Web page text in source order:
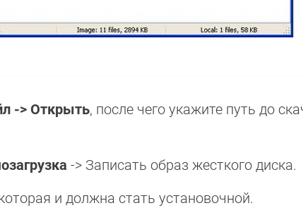
-> Открыть, после чего укажите путь до
-> Записать образ жесткого диска.
и должна стать установочной.